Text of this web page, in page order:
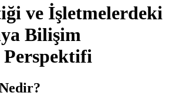
ve İşletmelerdeki
Bilişim